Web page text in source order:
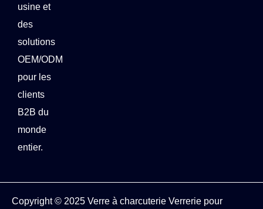
usine et
des
solutions
OEM/ODM
pour les
clients
B2B du
monde
entier.
Copyright © 2025 Verre à charcuterie Verrerie pour